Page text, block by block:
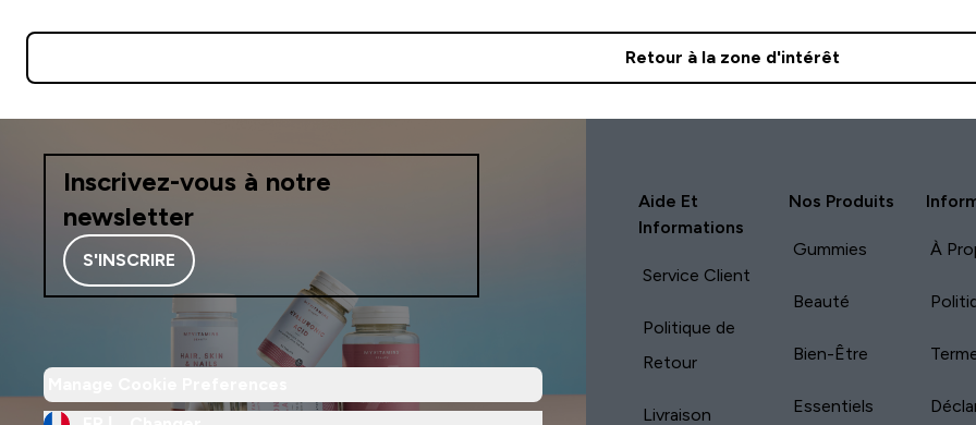
Retour à la zone d'intérêt
Inscrivez-vous à notre
newsletter
S'INSCRIRE
Aide Et
Informations
Service Client
Politique de
Retour
Livraison
Nos Produits
Gummies
Beauté
Bien-Être
Essentiels
À